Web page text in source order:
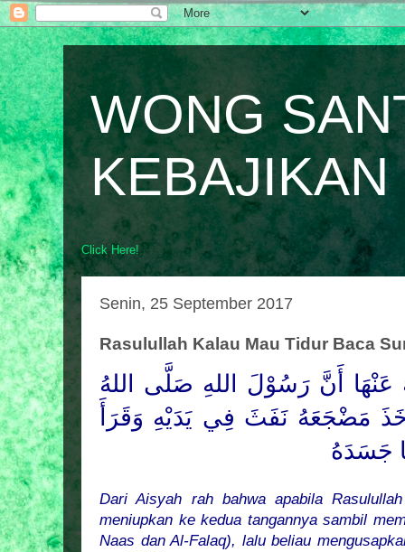
WONG
KEBAJIKAN
Click Here!
Senin, 25 September 2017
Rasulullah Kalau Mau Tidur Baca
عَنْهَا أَنَّ رَسُوْلَ
اللهِ صَلَّى اللهُ
مَضْجَعَهُ نَفَثَ فِي يَدَيْهِ وَقَرَأَ
جَسَدَهُ
Dari Aisyah rah bahwa apabila
meniupkan ke kedua tangannya sambil
Naas dan Al-Falaq), lalu beliau